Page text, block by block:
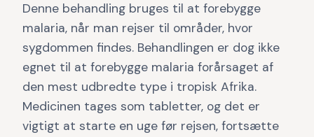
Denne behandling bruges til at forebygge
malaria, når man rejser til områder, hvor
sygdommen findes. Behandlingen er dog ikke
egnet til at forebygge malaria forårsaget af
den mest udbredte type i tropisk Afrika.
Medicinen tages som tabletter, og det er
vigtigt at starte en uge før rejsen, fortsætte